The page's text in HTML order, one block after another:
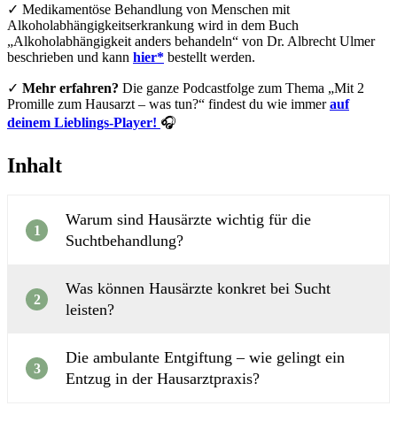
✓ Medikamentöse Behandlung von Menschen mit
Alkoholabhängigkeitserkrankung wird in dem Buch
„Alkoholabhängigkeit anders behandeln“ von Dr. Albrecht Ulmer
beschrieben und kann hier* bestellt werden.
✓ Mehr erfahren? Die ganze Podcastfolge zum Thema „Mit 2
Promille zum Hausarzt – was tun?“ findest du wie immerauf
deinem Lieblings-Player! 🎧
Inhalt
1
Warum sind Hausärzte wichtig für die
Suchtbehandlung?
2
Was können Hausärzte konkret bei Sucht
leisten?
3
Die ambulante Entgiftung – wie gelingt ein
Entzug in der Hausarztpraxis?